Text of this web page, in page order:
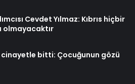
Cevdet Yılmaz: Kıbrıs hiçbir
olmayacaktır
cinayetle bitti: Çocuğunun gözü